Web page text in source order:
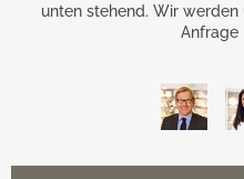
unten stehend. Wir
Anfrage